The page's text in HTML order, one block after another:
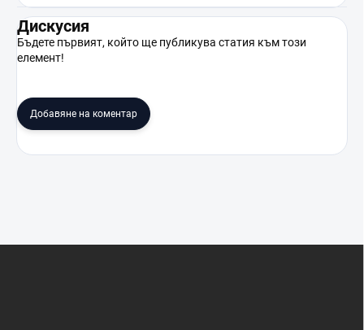
Дискусия
Бъдете първият, който ще публикува статия към този
елемент!
Добавяне на коментар